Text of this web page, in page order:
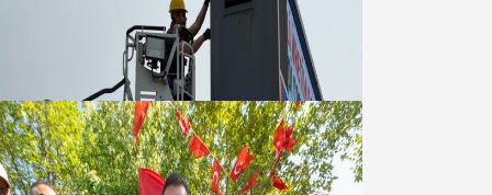
Büyükşehir Çevresel İzleme Ağını
Bandırma ile Güçlendirdi
05 Ağustos 2026